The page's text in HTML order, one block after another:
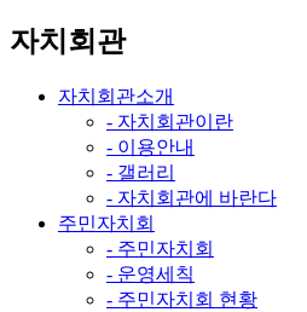
자치회관
자치회관소개
- 자치회관이란
- 이용안내
- 갤러리
- 자치회관에 바란다
주민자치회
- 주민자치회
- 운영세칙
- 주민자치회 현황